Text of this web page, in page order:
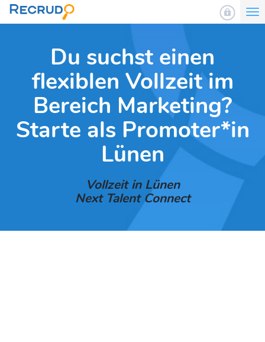
Du suchst einen
flexiblen Vollzeit im
Bereich Marketing?
Starte als Promoter*in
Lünen
Vollzeit in Lünen
Next Talent Connect